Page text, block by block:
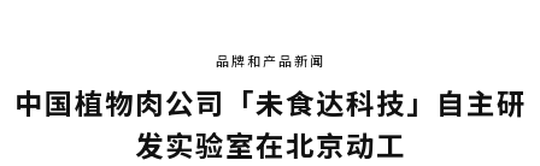
品牌和产品新闻
中国植物肉公司「未食达科技」自主研
发实验室在北京动工